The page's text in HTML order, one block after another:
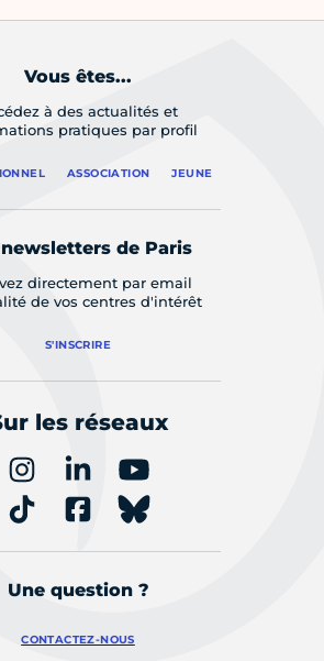
Vous êtes...
à des actualités et
pratiques par profil
ASSOCIATION JEUNE
newsletters de Paris
directement par email
de vos centres d'intérêt
S'INSCRIRE
les réseaux
Une question ?
CONTACTEZ-NOUS